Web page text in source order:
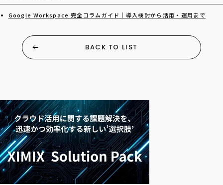
Google Workspace 完全コラムガイド｜導入検討から活用・運用まで
BACK TO LIST